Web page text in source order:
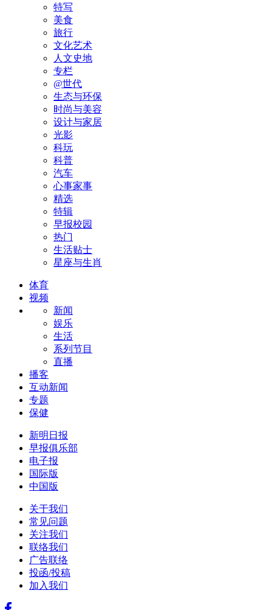
特写
美食
旅行
文化艺术
人文史地
专栏
@世代
生态与环保
时尚与美容
设计与家居
光影
科玩
科普
汽车
心事家事
精选
特辑
早报校园
热门
生活贴士
星座与生肖
体育
视频
新闻
娱乐
生活
系列节目
直播
播客
互动新闻
专题
保健
新明日报
早报俱乐部
电子报
国际版
中国版
关于我们
常见问题
关注我们
联络我们
广告联络
投函/投稿
加入我们